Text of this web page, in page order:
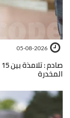
05-08-2026
المخدرة